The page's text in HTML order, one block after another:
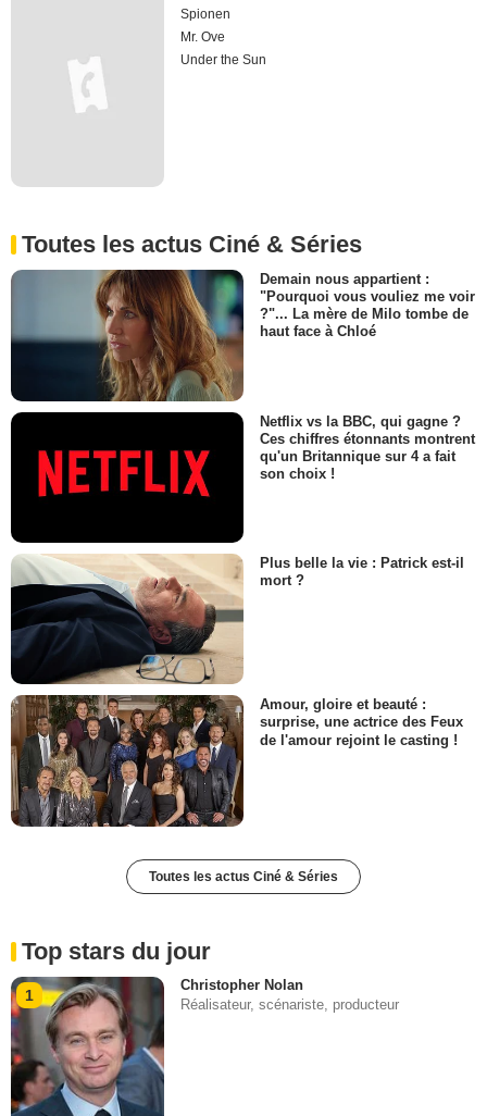
Spionen
Mr. Ove
Under the Sun
Toutes les actus Ciné & Séries
Demain nous appartient :
"Pourquoi vous vouliez me voir
?"... La mère de Milo tombe de
haut face à Chloé
Netflix vs la BBC, qui gagne ?
Ces chiffres étonnants montrent
qu'un Britannique sur 4 a fait
son choix !
Plus belle la vie : Patrick est-il
mort ?
Amour, gloire et beauté :
surprise, une actrice des Feux
de l'amour rejoint le casting !
Toutes les actus Ciné & Séries
Top stars du jour
1
Christopher Nolan
Réalisateur, scénariste, producteur